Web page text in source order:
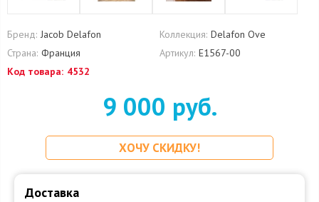
Бренд: Jacob Delafon Коллекция: Delafon Ove
Страна: Франция Артикул: E1567-00
Код товара: 4532
9 000 руб.
ХОЧУ СКИДКУ!
Доставка